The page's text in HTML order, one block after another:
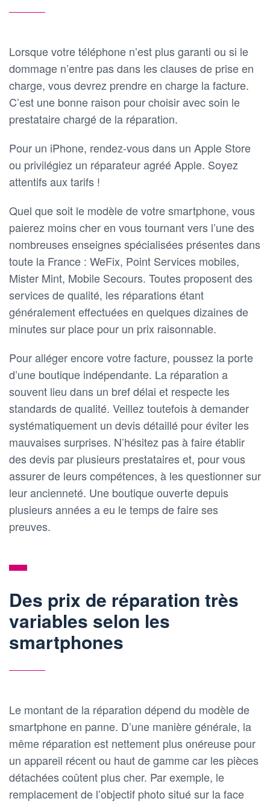
Lorsque votre téléphone n’est plus garanti ou si le
dommage n’entre pas dans les clauses de prise en
charge, vous devrez prendre en charge la facture.
C’est une bonne raison pour choisir avec soin le
prestataire chargé de la réparation.
Pour un iPhone, rendez-vous dans un Apple Store
ou privilégiez un réparateur agréé Apple. Soyez
attentifs aux tarifs !
Quel que soit le modèle de votre smartphone, vous
paierez moins cher en vous tournant vers l’une des
nombreuses enseignes spécialisées présentes dans
toute la France : WeFix, Point Services mobiles,
Mister Mint, Mobile Secours. Toutes proposent des
services de qualité, les réparations étant
généralement effectuées en quelques dizaines de
minutes sur place pour un prix raisonnable.
Pour alléger encore votre facture, poussez la porte
d’une boutique indépendante. La réparation a
souvent lieu dans un bref délai et respecte les
standards de qualité. Veillez toutefois à demander
systématiquement un devis détaillé pour éviter les
mauvaises surprises. N’hésitez pas à faire établir
des devis par plusieurs prestataires et, pour vous
assurer de leurs compétences, à les questionner sur
leur ancienneté. Une boutique ouverte depuis
plusieurs années a eu le temps de faire ses
preuves.
Des prix de réparation très
variables selon les
smartphones
Le montant de la réparation dépend du modèle de
smartphone en panne. D’une manière générale, la
même réparation est nettement plus onéreuse pour
un appareil récent ou haut de gamme car les pièces
détachées coûtent plus cher. Par exemple, le
remplacement de l’objectif photo situé sur la face